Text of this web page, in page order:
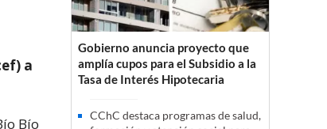
a
Bío
Gobierno anuncia proyecto que
amplía cupos para el Subsidio a la
Tasa de Interés Hipotecaria
CChC destaca programas de salud,